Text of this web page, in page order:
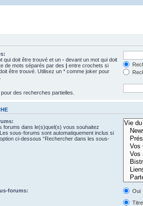
qui doit être trouvé et un - devant un mot qui doit
de mots séparés par des | entre crochets si
être trouvé. Utilisez un * comme joker pour
des recherches partielles.
forums dans le(s)quel(s) vous souhaitez
sous-forums sont automatiquement inclus si
ci-dessous “Rechercher dans les sous-
forums:
Oui